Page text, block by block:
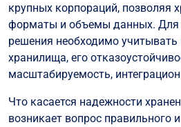
крупных корпораций, позволяя
форматы и объемы данных. Для
решения необходимо учитывать
хранилища, его
масштабируемость,
Что касается надежности
возникает вопрос правильного